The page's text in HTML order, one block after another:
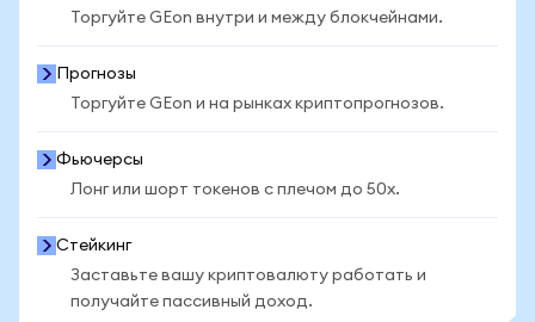
Торгуйте GEon внутри и между блокчейнами.
Прогнозы
Торгуйте GEon и на рынках криптопрогнозов.
Фьючерсы
Лонг или шорт токенов с плечом до 50x.
Стейкинг
Заставьте вашу криптовалюту работать и
получайте пассивный доход.